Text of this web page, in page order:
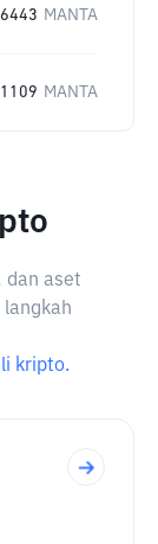
MANTA
MANTA
dan aset
kripto.